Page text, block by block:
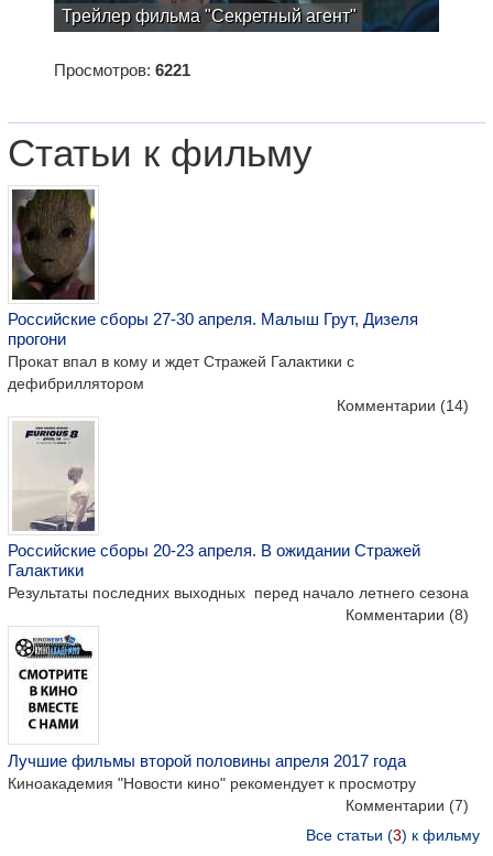
Трейлер фильма "Секретный агент"
Просмотров: 6221
Статьи к фильму
Российские сборы 27-30 апреля. Малыш Грут, Дизеля
прогони
Прокат впал в кому и ждет Стражей Галактики с
дефибриллятором
Комментарии (14)
Российские сборы 20-23 апреля. В ожидании Стражей
Галактики
Результаты последних выходных перед начало летнего сезона
Комментарии (8)
Лучшие фильмы второй половины апреля 2017 года
Киноакадемия "Новости кино" рекомендует к просмотру
Комментарии (7)
Все статьи (3) к фильму